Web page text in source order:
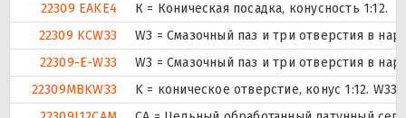
22309 EAKE4
К = Коническая посадка, конусность 1:12.
22309 KCW33
W3 = Смазочный паз и три отверстия в
22309-E-W33
W3 = Смазочный паз и три отверстия в
22309MBKW33
K = коническое отверстие, конус 1:12.